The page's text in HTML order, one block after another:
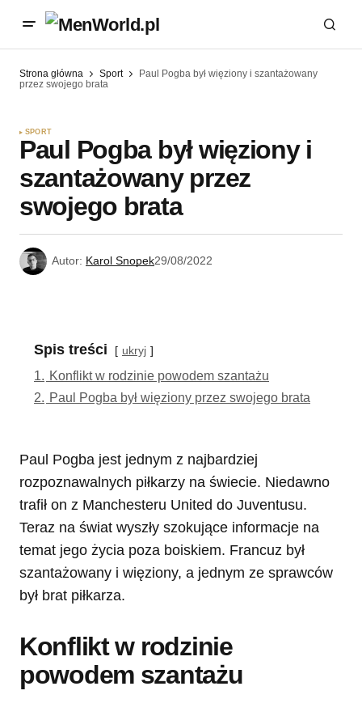
Strona główna Sport
Paul Pogba był więziony i szantażowany
przez swojego brata
SPORT
Paul Pogba był więziony i
szantażowany przez
swojego brata
Autor: Karol Snopek29/08/2022
Spis treści ukryj
1. Konflikt w rodzinie powodem szantażu
2. Paul Pogba był więziony przez swojego brata
Paul Pogba jest jednym z najbardziej
rozpoznawalnych piłkarzy na świecie. Niedawno
trafił on z Manchesteru United do Juventusu.
Teraz na świat wyszły szokujące informacje na
temat jego życia poza boiskiem. Francuz był
szantażowany i więziony, a jednym ze sprawców
był brat piłkarza.
Konflikt w rodzinie
powodem szantażu